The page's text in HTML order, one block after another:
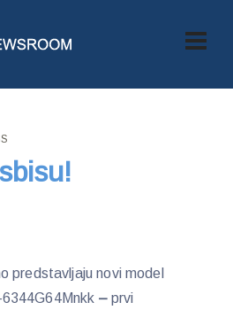
PRESS> SAMO U ASBISU!
predstavljaju novi model
– prvi